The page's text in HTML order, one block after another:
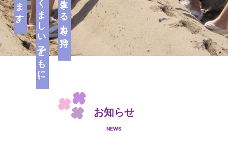
生きる力を持つ
たくましい子どもに、
お知らせ
NEWS